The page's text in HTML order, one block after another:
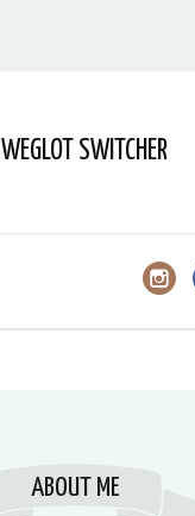
WEGLOT SWITCHER
ABOUT ME